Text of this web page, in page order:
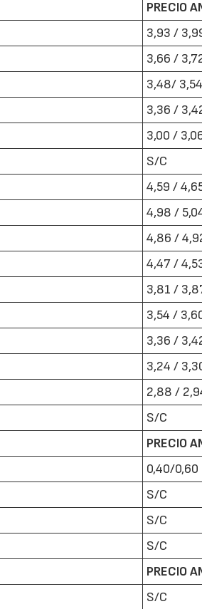
PRECIO
3,93 /
3,66 /
3,48/ 3,54
3,36 /
3,00 /
S/C
4,59 /
4,98 /
4,86 /
4,47 /
3,81 /
3,54 /
3,36 /
3,24 /
2,88 /
S/C
PRECIO
0,40/0,60
S/C
S/C
S/C
PRECIO
S/C
22/07/2026